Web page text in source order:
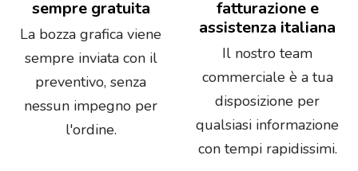
sempre gratuita
La bozza grafica viene
sempre inviata con il
preventivo, senza
nessun impegno per
l'ordine.
fatturazione e
assistenza italiana
Il nostro team
commerciale è a tua
disposizione per
qualsiasi informazione
con tempi rapidissimi.